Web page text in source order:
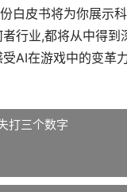
白皮书将为你展示
行业,都将从中得到
AI在游戏中的变革
打三个数字